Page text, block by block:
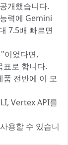
개했습니다.
력에 Gemini
7.5배 빠르면
이었다면,
로 합니다.
전반에 이 모
Vertex API를
용할 수 있습니